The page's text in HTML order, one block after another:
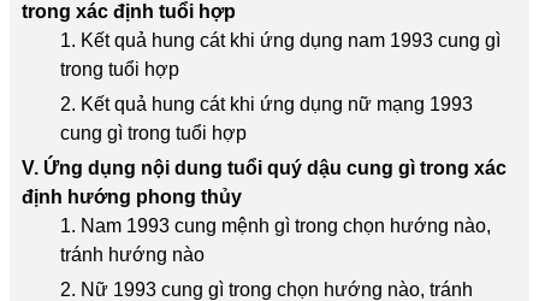
trong xác định tuổi hợp
1. Kết quả hung cát khi ứng dụng nam 1993 cung gì
trong tuổi hợp
2. Kết quả hung cát khi ứng dụng nữ mạng 1993
cung gì trong tuổi hợp
V. Ứng dụng nội dung tuổi quý dậu cung gì trong xác
định hướng phong thủy
1. Nam 1993 cung mệnh gì trong chọn hướng nào,
tránh hướng nào
2. Nữ 1993 cung gì trong chọn hướng nào, tránh